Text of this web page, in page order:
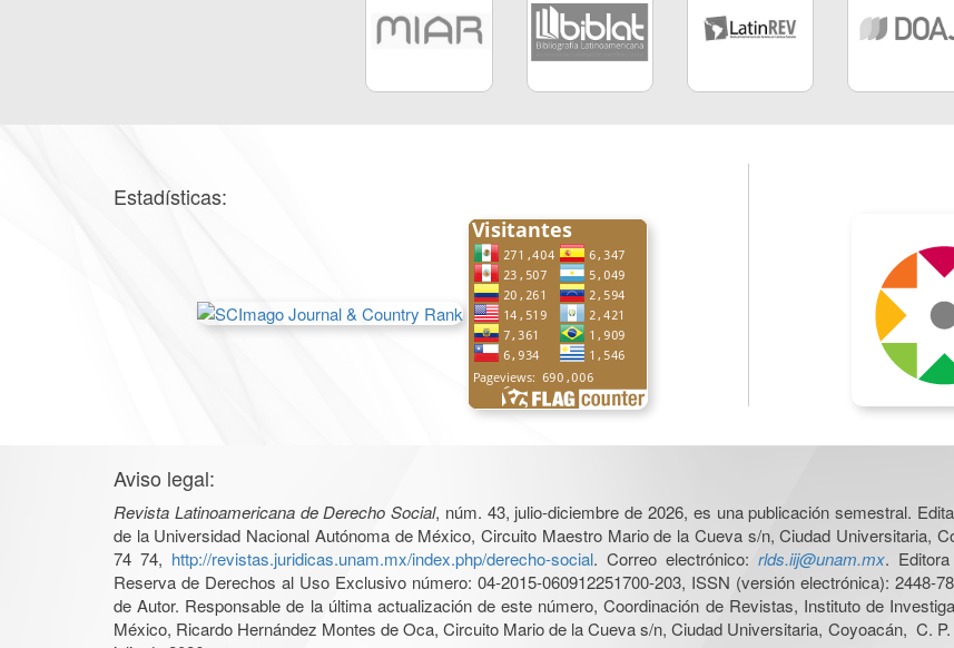
Estadísticas:
Aviso legal:
Revista Latinoamericana de Derecho Social, núm. 43, julio-diciembre de 2026, es una publicación semestral.
de la Universidad Nacional Autónoma de México, Circuito Maestro Mario de la Cueva s/n, Ciudad Universitaria,
74 74, http://revistas.juridicas.unam.mx/index.php/derecho-social. Correo electrónico: rlds.iij@unam.mx.
Reserva de Derechos al Uso Exclusivo número: 04-2015-060912251700-203, ISSN (versión electrónica): 2448-
de Autor. Responsable de la última actualización de este número, Coordinación de Revistas, Instituto de
México, Ricardo Hernández Montes de Oca, Circuito Mario de la Cueva s/n, Ciudad Universitaria, Coyoacán, C.